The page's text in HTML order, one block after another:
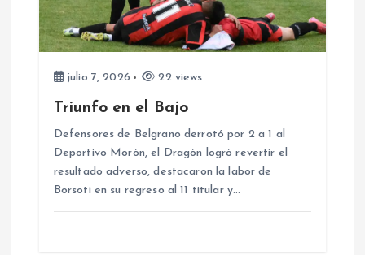
julio 7, 2026 22 views
Triunfo en el Bajo
Defensores de Belgrano derrotó por 2 a 1 al
Deportivo Morón, el Dragón logró revertir el
resultado adverso, destacaron la labor de
Borsoti en su regreso al 11 titular y…